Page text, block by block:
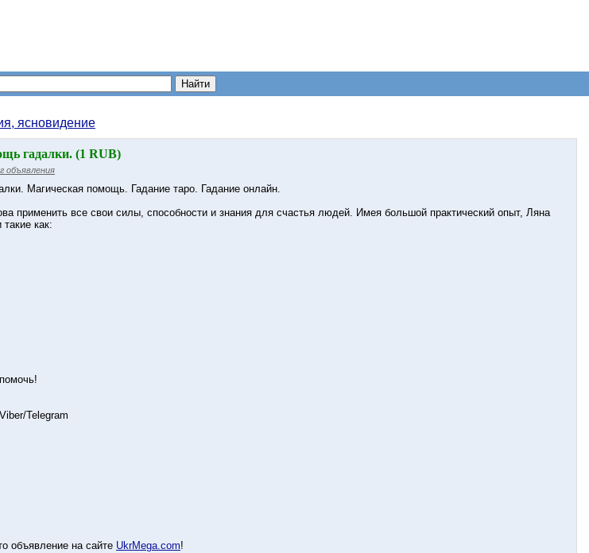
ясновидение
гадалки. (1 RUB)
объявления
Магическая помощь. Гадание таро. Гадание онлайн.
применить все свои силы, способности и знания для счастья людей. Имея большой практический опыт, Ляна
как:
Telegram
объявление на сайте UkrMega.com!